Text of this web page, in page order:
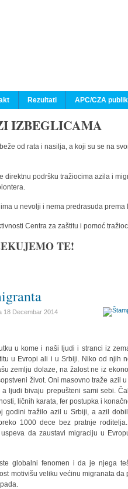
Rezultati APC/CZA
IZBEGLICAMA
od rata i nasilja, a koji su se na
podršku tražiocima azila i
u nevolji i nema predrasuda
Centra za zaštitu i pomoć
TE!
18 Decembar 2014
u kome i naši ljudi i stranci iz
u Evropi ali i u Srbiji. Niko od njih
zemlju dolaze, na žalost ne iz
život. Oni masovno traže azil
a ljudi bivaju prepušteni sami sebi.
ličnih karata, fer postupka i
godini tražilo azil u Srbiji, a azil
1000 dece bez pratnje roditelja.
da zaustavi migraciju u
globalni fenomen i da je njega
motivišu veliku većinu migranata da